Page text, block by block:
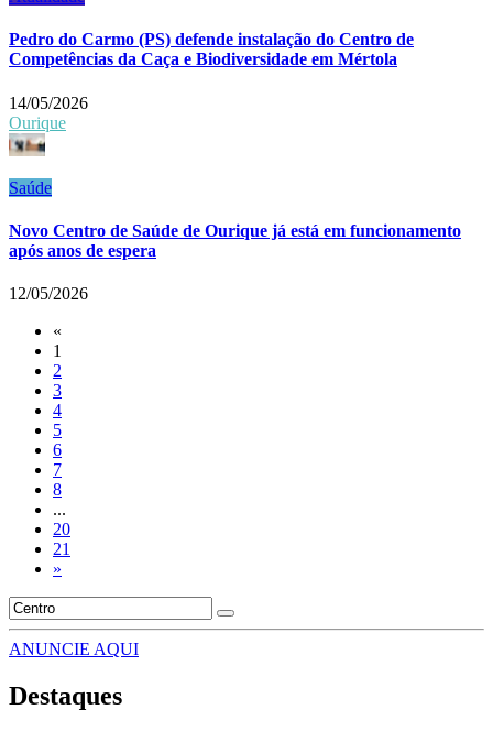
Pedro do Carmo (PS) defende instalação do Centro de
Competências da Caça e Biodiversidade em Mértola
14/05/2026
Ourique
Saúde
Novo Centro de Saúde de Ourique já está em funcionamento
após anos de espera
12/05/2026
«
1
2
3
4
5
6
7
8
...
20
21
»
ANUNCIE AQUI
Destaques